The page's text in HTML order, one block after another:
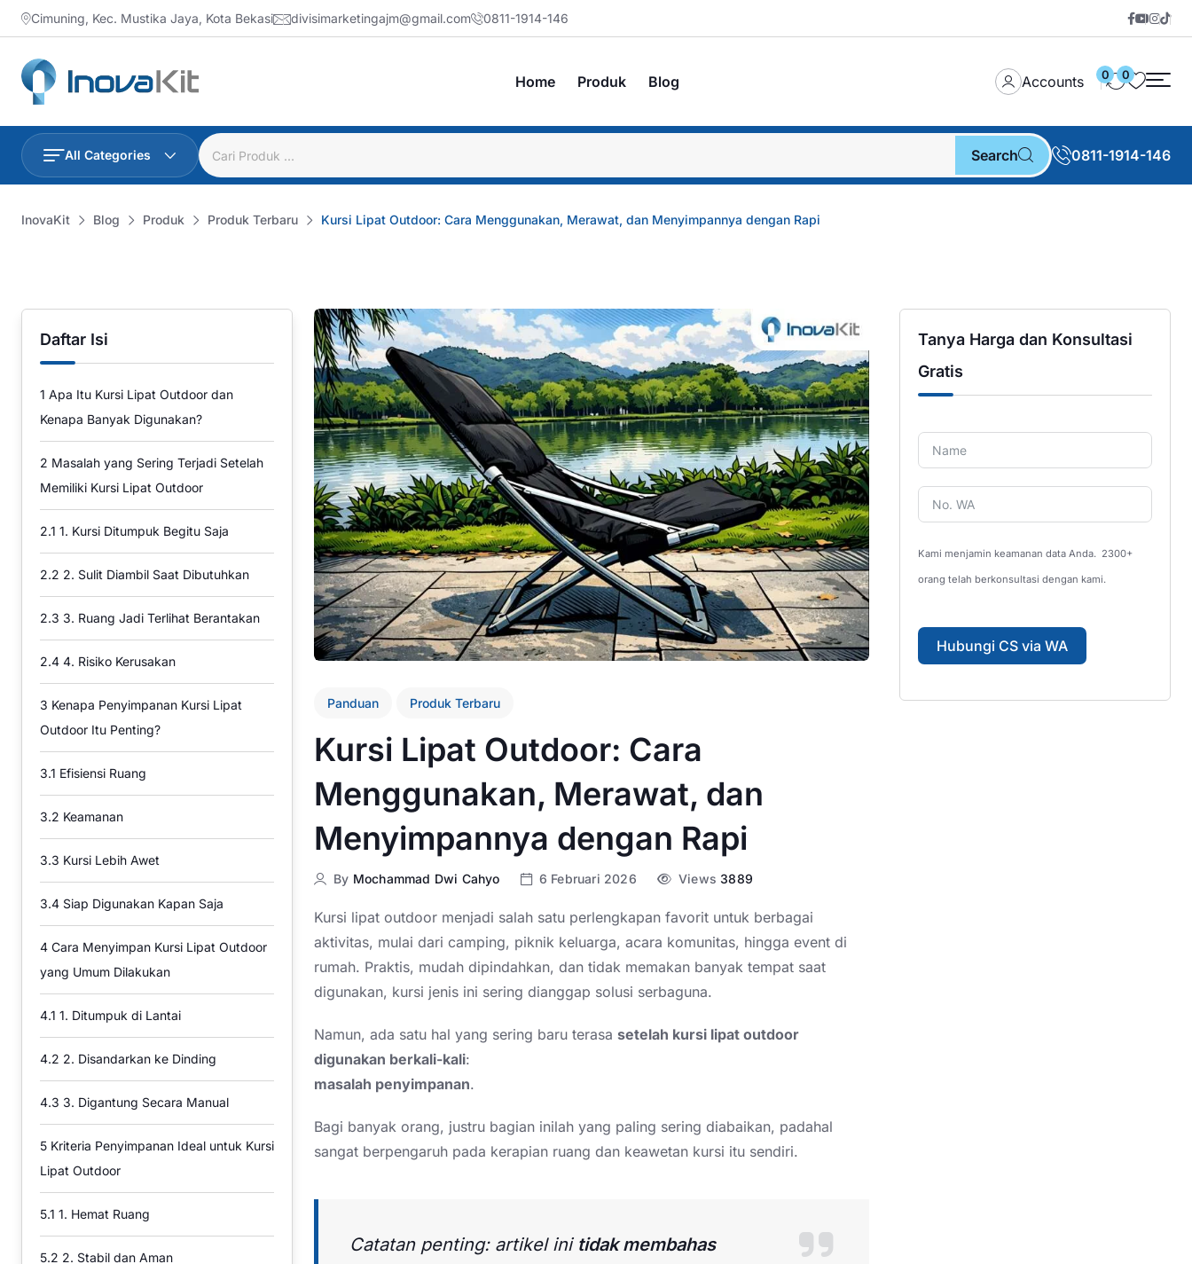
Skip
to
content
Cimuning, Kec. Mustika Jaya, Kota Bekasi divisimarketingajm@gmail.com 0811-1914-146
Home Produk Blog Accounts 0 0
All Categories Search 0811-1914-146
InovaKit Blog Produk Produk Terbaru Kursi Lipat Outdoor: Cara Menggunakan, Merawat, dan Menyimpannya dengan Rapi
Daftar Isi
1 Apa Itu Kursi Lipat Outdoor dan
Kenapa Banyak Digunakan?
2 Masalah yang Sering Terjadi Setelah
Memiliki Kursi Lipat Outdoor
2.1 1. Kursi Ditumpuk Begitu Saja
2.2 2. Sulit Diambil Saat Dibutuhkan
2.3 3. Ruang Jadi Terlihat Berantakan
2.4 4. Risiko Kerusakan
3 Kenapa Penyimpanan Kursi Lipat
Outdoor Itu Penting?
3.1 Efisiensi Ruang
3.2 Keamanan
3.3 Kursi Lebih Awet
3.4 Siap Digunakan Kapan Saja
4 Cara Menyimpan Kursi Lipat Outdoor
yang Umum Dilakukan
4.1 1. Ditumpuk di Lantai
4.2 2. Disandarkan ke Dinding
4.3 3. Digantung Secara Manual
5 Kriteria Penyimpanan Ideal untuk Kursi
Lipat Outdoor
5.1 1. Hemat Ruang
5.2 2. Stabil dan Aman
Panduan Produk Terbaru
Kursi Lipat Outdoor: Cara
Menggunakan, Merawat, dan
Menyimpannya dengan Rapi
By Mochammad Dwi Cahyo 6 Februari 2026 Views 3889
Kursi lipat outdoor menjadi salah satu perlengkapan favorit untuk berbagai
aktivitas, mulai dari camping, piknik keluarga, acara komunitas, hingga event di
rumah. Praktis, mudah dipindahkan, dan tidak memakan banyak tempat saat
digunakan, kursi jenis ini sering dianggap solusi serbaguna.
Namun, ada satu hal yang sering baru terasa setelah kursi lipat outdoor
digunakan berkali-kali:
masalah penyimpanan.
Bagi banyak orang, justru bagian inilah yang paling sering diabaikan, padahal
sangat berpengaruh pada kerapian ruang dan keawetan kursi itu sendiri.
Catatan penting: artikel ini tidak membahas
Tanya Harga dan Konsultasi
Gratis
Kami menjamin keamanan data Anda. 2300+
orang telah berkonsultasi dengan kami.
Hubungi CS via WA